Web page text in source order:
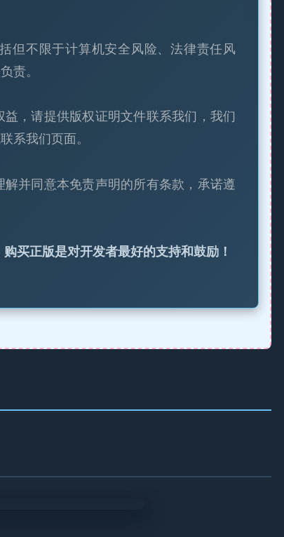
但不限于计算机安全风险、法律责任风
责。
益，请提供版权证明文件联系我们，我们
系我们页面。
解并同意本免责声明的所有条款，承诺遵
买正版是对开发者最好的支持和鼓励！